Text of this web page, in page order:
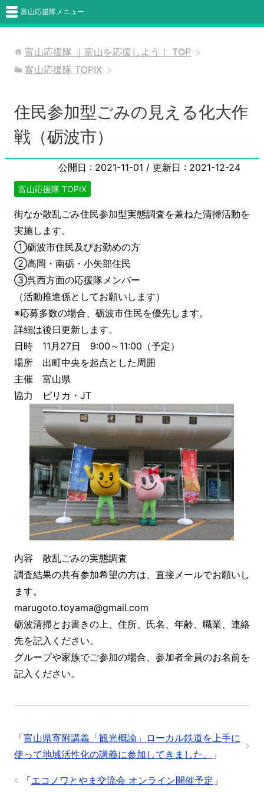
富山応援隊メニュー
富山応援隊 ｜富山を応援しよう！
TOP
富山応援隊 TOPIX
住民参加型ごみの見える化大作
戦（砺波市）
公開日 : 2021-11-01 / 更新日 : 2021-12-24
富山応援隊 TOPIX
街なか散乱ごみ住民参加型実態調査を兼ねた清掃活動を
実施します。
①砺波市住民及びお勤めの方
②高岡・南砺・小矢部住民
③呉西方面の応援隊メンバー
（活動推進係としてお願いします）
※応募多数の場合、砺波市住民を優先します。
詳細は後日更新します。
日時 11月27日 9:00～11:00（予定）
場所 出町中央を起点とした周囲
主催 富山県
協力 ピリカ・JT
内容 散乱ごみの実態調査
調査結果の共有参加希望の方は、直接メールでお願いし
ます。
marugoto.toyama@gmail.com
砺波清掃とお書きの上、住所、氏名、年齢、職業、連絡
先を記入ください。
グループや家族でご参加の場合、参加者全員のお名前を
記入ください。
「富山県寄附講義「観光概論」ローカル鉄道を上手に
使って地域活性化の講義に参加してきました。
」
「エコノワとやま交流会 オンライン開催予定 」